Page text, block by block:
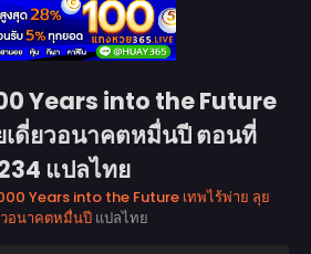
Years into the Future
เดี่ยวอนาคตหมื่นปี ตอนที่
แปลไทย
Years into the Future เทพไร้พ่าย ลุย
วอนาคตหมื่นปี แปลไทย